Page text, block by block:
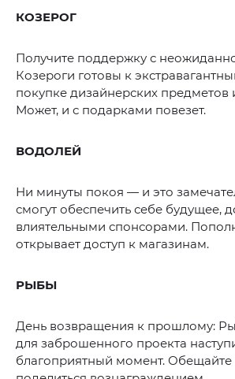
КОЗЕРОГ
Получите поддержку с
Козероги готовы к
покупке дизайнерских
Может, и с подарками повезет.
ВОДОЛЕЙ
Ни минуты покоя — и это
смогут обеспечить себе будущее,
влиятельными спонсорами.
открывает доступ к магазинам.
РЫБЫ
День возвращения к прошлому:
для заброшенного проекта
благоприятный момент.